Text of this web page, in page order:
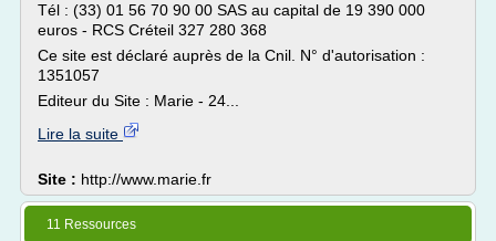
Tél : (33) 01 56 70 90 00 SAS au capital de 19 390 000
euros - RCS Créteil 327 280 368
Ce site est déclaré auprès de la Cnil. N° d'autorisation :
1351057
Editeur du Site : Marie - 24...
Lire la suite
Site : http://www.marie.fr
11 Ressources